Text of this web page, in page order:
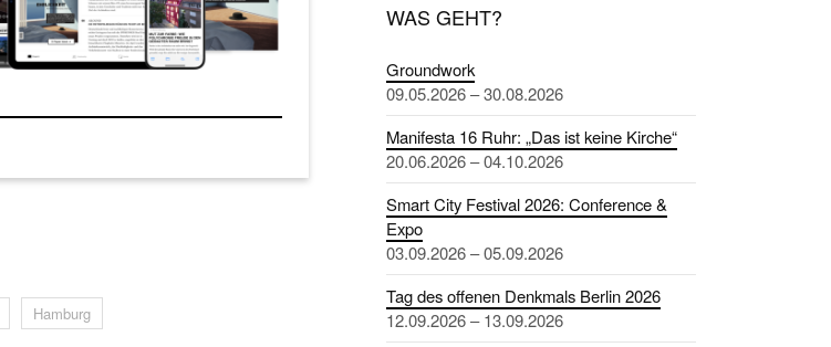
Hamburg
WAS GEHT?
Groundwork
09.05.2026 – 30.08.2026
Manifesta 16 Ruhr: „Das ist keine Kirche“
20.06.2026 – 04.10.2026
Smart City Festival 2026: Conference &
Expo
03.09.2026 – 05.09.2026
Tag des offenen Denkmals Berlin 2026
12.09.2026 – 13.09.2026